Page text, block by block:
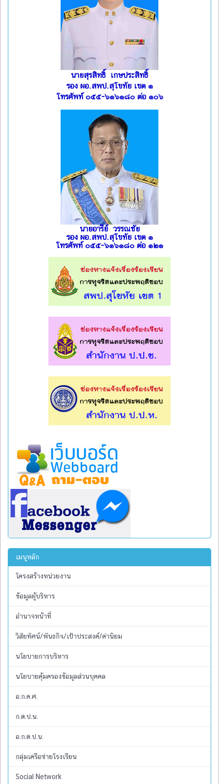
นายสุรสิทธิ์ เกษประสิทธิ์
รอง ผอ.สพป.สุโขทัย เขต ๑
โทรศัพท์ ๐๕๕-๖๑๖๑๘๐ ต่อ ๑๐๖
นายอารีย์ วรรณชัย
รอง ผอ.สพป.สุโขทัย เขต ๑
โทรศัพท์ ๐๕๕-๖๑๖๑๘๐ ต่อ ๑๒๑
เมนูหลัก
โครงสร้างหน่วยงาน
ข้อมูลผู้บริหาร
อำนาจหน้าที่
วิสัยทัศน์/พันธกิจ/เป้าประสงค์/ค่านิยม
นโยบายการบริหาร
นโยบายคุ้มครองข้อมูลส่วนบุคคล
อ.ก.ค.ศ.
ก.ต.ป.น.
อ.ก.ต.ป.น.
กลุ่มเครือข่ายโรงเรียน
Social Network